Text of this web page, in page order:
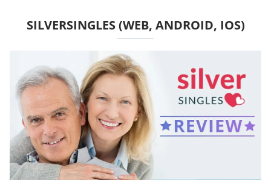
SILVERSINGLES (WEB, ANDROID, IOS)